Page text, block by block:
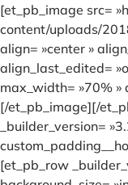
[et_pb_image src=
content/uploads/
align= »center »
align_last_edited=
max_width= »70% »
[/et_pb_image][/
_builder_version=
[et_pb_row